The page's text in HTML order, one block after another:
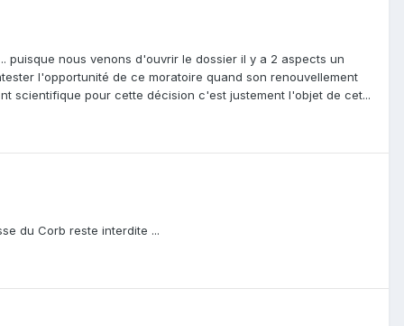
nous venons d'ouvrir le dossier il y a 2 aspects un
l'opportunité de ce moratoire quand son renouvellement
scientifique pour cette décision c'est justement l'objet de cet...
du Corb reste interdite ...